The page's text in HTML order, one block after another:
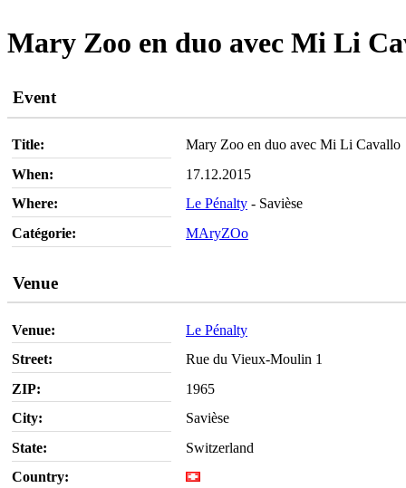
Mary Zoo en duo avec Mi Li
Event
Title:
Mary Zoo en duo avec Mi Li Cavallo
When:
17.12.2015
Where:
Le Pénalty - Savièse
Catégorie:
MAryZOo
Venue
Venue:
Le Pénalty
Street:
Rue du Vieux-Moulin 1
ZIP:
1965
City:
Savièse
State:
Switzerland
Country: